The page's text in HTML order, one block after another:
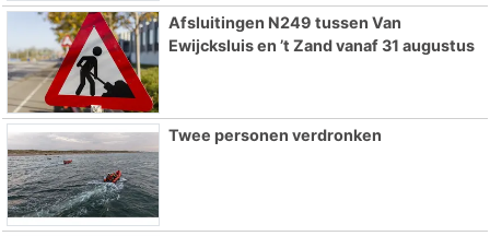
Afsluitingen N249 tussen Van
Ewijcksluis en ’t Zand vanaf 31 augustus
Twee personen verdronken